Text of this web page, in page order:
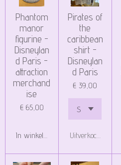
Phantom
manor
figurine -
Disneylan
d Paris -
attraction
merchand
ise
€ 65,00
In winkelwagen
Pirates of
the
caribbean
shirt -
Disneylan
d Paris
€ 39,00
Uitverkocht